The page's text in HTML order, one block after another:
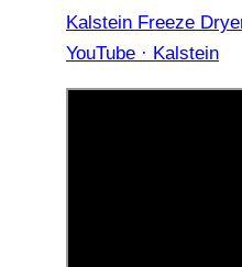
Kalstein Freeze
YouTube · Kalstein